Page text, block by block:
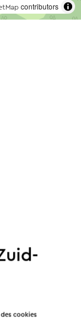
contributors
cookies